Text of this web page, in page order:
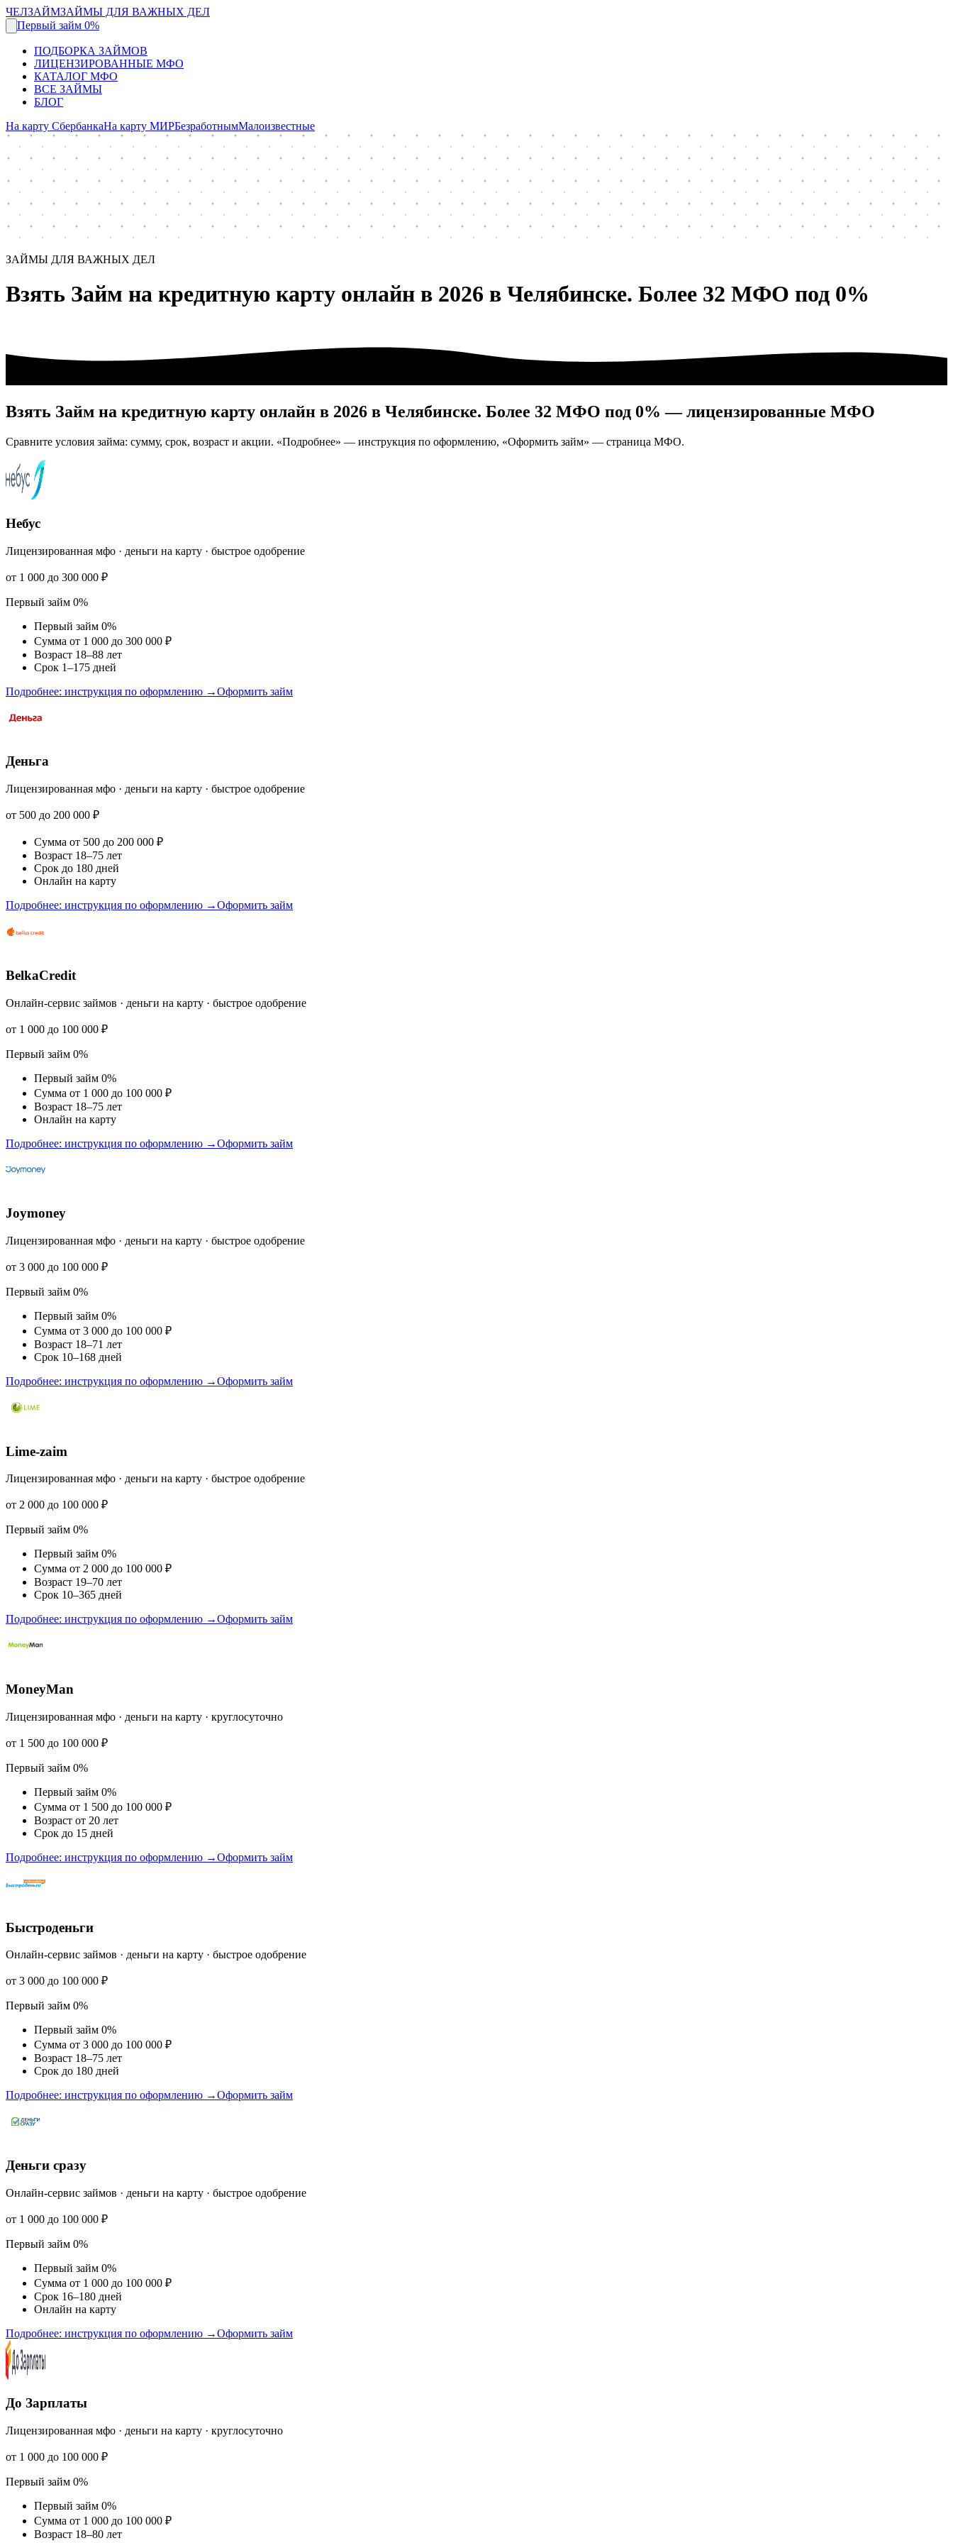
ЧЕЛЗАЙМЗАЙМЫ ДЛЯ ВАЖНЫХ ДЕЛ
Первый займ 0%
ПОДБОРКА ЗАЙМОВ
ЛИЦЕНЗИРОВАННЫЕ МФО
КАТАЛОГ МФО
ВСЕ ЗАЙМЫ
БЛОГ
На карту СбербанкаНа карту МИРБезработнымМалоизвестные
ЗАЙМЫ ДЛЯ ВАЖНЫХ ДЕЛ
Взять Займ на кредитную карту онлайн в 2026 в Челябинске. Более 32 МФО под 0%
Взять Займ на кредитную карту онлайн в 2026 в Челябинске. Более 32 МФО под 0% — лицензированные МФО
Сравните условия займа: сумму, срок, возраст и акции. «Подробнее» — инструкция по оформлению, «Оформить займ» — страница МФО.
Небус
Лицензированная мфо · деньги на карту · быстрое одобрение
от 1 000 до 300 000 ₽
Первый займ 0%
Первый займ 0%
Сумма от 1 000 до 300 000 ₽
Возраст 18–88 лет
Срок 1–175 дней
Подробнее: инструкция по оформлению →Оформить займ
Деньга
Лицензированная мфо · деньги на карту · быстрое одобрение
от 500 до 200 000 ₽
Сумма от 500 до 200 000 ₽
Возраст 18–75 лет
Срок до 180 дней
Онлайн на карту
Подробнее: инструкция по оформлению →Оформить займ
BelkaCredit
Онлайн-сервис займов · деньги на карту · быстрое одобрение
от 1 000 до 100 000 ₽
Первый займ 0%
Первый займ 0%
Сумма от 1 000 до 100 000 ₽
Возраст 18–75 лет
Онлайн на карту
Подробнее: инструкция по оформлению →Оформить займ
Joymoney
Лицензированная мфо · деньги на карту · быстрое одобрение
от 3 000 до 100 000 ₽
Первый займ 0%
Первый займ 0%
Сумма от 3 000 до 100 000 ₽
Возраст 18–71 лет
Срок 10–168 дней
Подробнее: инструкция по оформлению →Оформить займ
Lime-zaim
Лицензированная мфо · деньги на карту · быстрое одобрение
от 2 000 до 100 000 ₽
Первый займ 0%
Первый займ 0%
Сумма от 2 000 до 100 000 ₽
Возраст 19–70 лет
Срок 10–365 дней
Подробнее: инструкция по оформлению →Оформить займ
MoneyMan
Лицензированная мфо · деньги на карту · круглосуточно
от 1 500 до 100 000 ₽
Первый займ 0%
Первый займ 0%
Сумма от 1 500 до 100 000 ₽
Возраст от 20 лет
Срок до 15 дней
Подробнее: инструкция по оформлению →Оформить займ
Быстроденьги
Онлайн-сервис займов · деньги на карту · быстрое одобрение
от 3 000 до 100 000 ₽
Первый займ 0%
Первый займ 0%
Сумма от 3 000 до 100 000 ₽
Возраст 18–75 лет
Срок до 180 дней
Подробнее: инструкция по оформлению →Оформить займ
Деньги сразу
Онлайн-сервис займов · деньги на карту · быстрое одобрение
от 1 000 до 100 000 ₽
Первый займ 0%
Первый займ 0%
Сумма от 1 000 до 100 000 ₽
Срок 16–180 дней
Онлайн на карту
Подробнее: инструкция по оформлению →Оформить займ
До Зарплаты
Лицензированная мфо · деньги на карту · круглосуточно
от 1 000 до 100 000 ₽
Первый займ 0%
Первый займ 0%
Сумма от 1 000 до 100 000 ₽
Возраст 18–80 лет